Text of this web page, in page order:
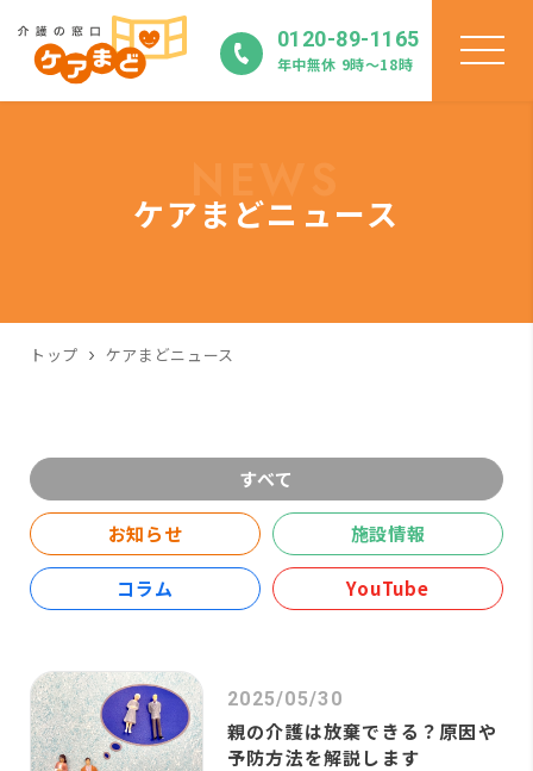
0120-89-1165
年中無休 9時〜18時
ケアまどニュース
トップ ケアまどニュース
すべて
お知らせ 施設情報
コラム YouTube
2025/05/30
親の介護は放棄できる？原因や
予防方法を解説します